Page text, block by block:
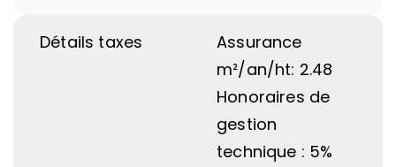
Détails taxes
Assurance
m²/an/ht: 2.48 
Honoraires de
gestion
technique : 5%